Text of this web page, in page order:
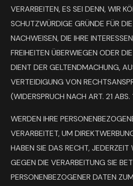
VERARBEITEN, ES SEI DENN, WIR
SCHUTZWÜRDIGE GRÜNDE FÜR
NACHWEISEN, DIE IHRE
FREIHEITEN ÜBERWIEGEN ODER
DIENT DER GELTENDMACHUNG,
VERTEIDIGUNG VON
(WIDERSPRUCH NACH ART. 21 ABS.
WERDEN IHRE
VERARBEITET, UM
HABEN SIE DAS RECHT, JEDERZEIT
GEGEN DIE VERARBEITUNG SIE
PERSONENBEZOGENER DATEN